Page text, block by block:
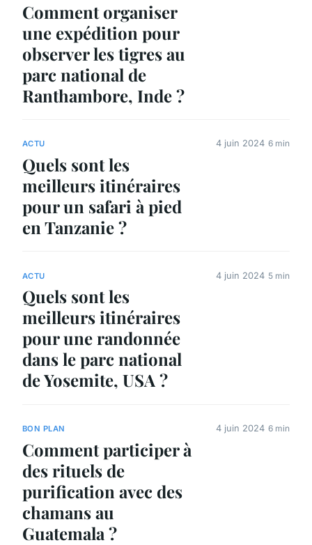
Comment organiser
une expédition pour
observer les tigres au
parc national de
Ranthambore, Inde ?
ACTU
Quels sont les
meilleurs itinéraires
pour un safari à pied
en Tanzanie ?
4 juin 2024 6 min
ACTU
Quels sont les
meilleurs itinéraires
pour une randonnée
dans le parc national
de Yosemite, USA ?
4 juin 2024 5 min
BON PLAN
Comment participer à
des rituels de
purification avec des
chamans au
Guatemala ?
4 juin 2024 6 min